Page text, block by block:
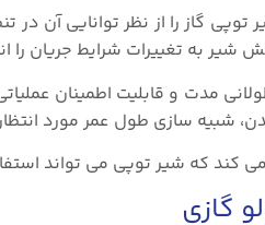
توپی گاز را از نظر توانایی آن
شیر به تغییرات شرایط جریان را
مدت و قابلیت اطمینان
شبیه سازی طول عمر مورد
که شیر توپی می تواند
گازی